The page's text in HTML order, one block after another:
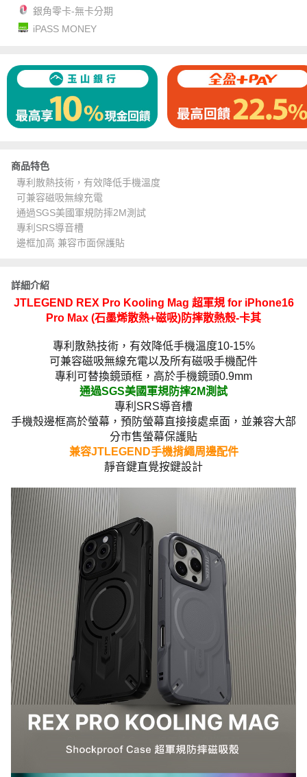
銀角零卡-無卡分期
iPASS MONEY
商品特色
專利散熱技術，有效降低手機溫度
可兼容磁吸無線充電
通過SGS美國軍規防摔2M測試
專利SRS導音槽
邊框加高 兼容市面保護貼
詳細介紹
JTLEGEND REX Pro Kooling Mag 超軍規 for iPhone16
Pro Max (石墨烯散熱+磁吸)防摔散熱殼-卡其
專利散熱技術，有效降低手機溫度10-15%
可兼容磁吸無線充電以及所有磁吸手機配件
專利可替換鏡頭框，高於手機鏡頭0.9mm
通過SGS美國軍規防摔2M測試
專利SRS導音槽
手機殼邊框高於螢幕，預防螢幕直接接處桌面，並兼容大部
分市售螢幕保護貼
兼容JTLEGEND手機揹繩周邊配件
靜音鍵直覺按鍵設計